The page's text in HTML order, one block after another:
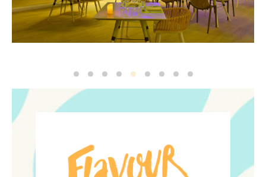
Ren Flavour2
Ren Flavour4
Ren Flavour Ren ZestRen Zest5